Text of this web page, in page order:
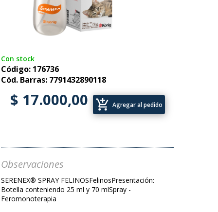
Con stock
Código: 176736
Cód. Barras: 7791432890118
$ 17.000,00 add_shopping_cart Agregar al pedido
Observaciones
SERENEX® SPRAY FELINOSFelinosPresentación:
Botella conteniendo 25 ml y 70 mlSpray -
Feromonoterapia